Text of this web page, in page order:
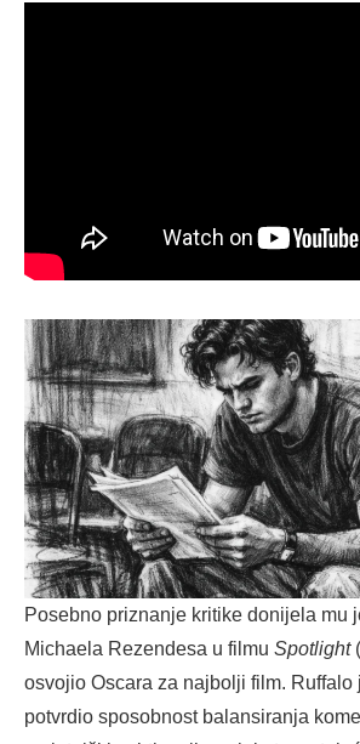
Posebno priznanje kritike donijela mu
Michaela Rezendesa u filmu Spotlight
osvojio Oscara za najbolji film. Ruffalo
potvrdio sposobnost balansiranja